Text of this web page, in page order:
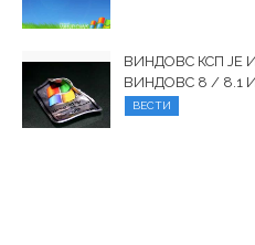
ВИНДОВС КСП ЈЕ
ВИНДОВС 8 / 8.1
ВЕСТИ